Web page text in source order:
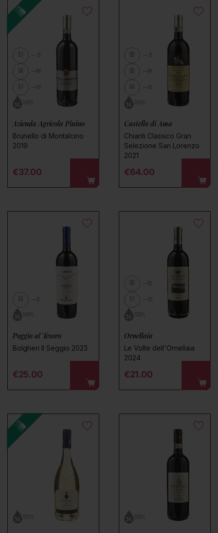
91 JS
94 RP
91 VO
Azienda Agricola Pinino
Brunello di Montalcino
2019
Regular price
€37.00
99 JS
95 RP
94 VO
13.5%
Castello di Ama
Chianti Classico Gran
Selezione San Lorenzo
2021
Regular price
€64.00
94 JS
Poggio al Tesoro
Bolgheri Il Seggio 2023
Regular price
€25.00
90
91 VO
13.0%
Ornellaia
Le Volte dell'Ornellaia
2024
Regular price
€21.00
13.0%